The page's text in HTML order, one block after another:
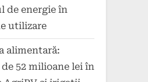
de energie în
utilizare
alimentară:
52 milioane lei în